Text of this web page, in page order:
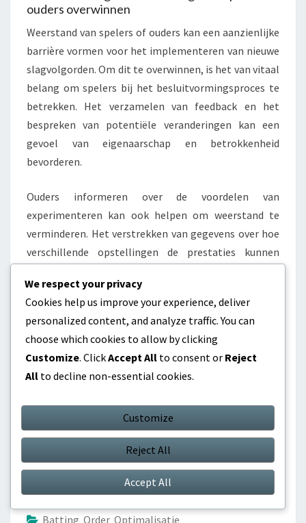
ouders overwinnen
Weerstand van spelers of ouders kan een aanzienlijke
barrière vormen voor het implementeren van nieuwe
slagvolgorden. Om dit te overwinnen, is het van vitaal
belang om spelers bij het besluitvormingsproces te
betrekken. Het verzamelen van feedback en het
bespreken van potentiële veranderingen kan een
gevoel van eigenaarschap en betrokkenheid
bevorderen.
Ouders informeren over de voordelen van
experimenteren kan ook helpen om weerstand te
verminderen. Het verstrekken van gegevens over hoe
verschillende opstellingen de prestaties kunnen
beslissingen van de coachingstaff aanmoedigen.
Tenslotte is het essentieel om een langetermijnfocus
te behouden. Korte termijn tegenslagen kunnen zich
voordoen, maar het benadrukken van de algehele
ontwikkeling en de potentiële voordelen van het
ouders helpen betrokken en ondersteunend te blijven
gedurende het proces.
Batting Order Optimalisatie
We respect your privacy
Cookies help us improve your experience, deliver
personalized content, and analyze traffic. You can
choose which cookies to allow by clicking
Customize. ClickAccept All to consent or Reject
All to decline non-essential cookies.
Customize
Reject All
Accept All